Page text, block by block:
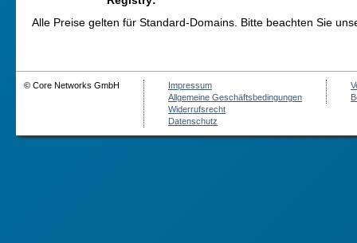
Alle Preise gelten für Standard-Domains. Bitte beachten Sie
© Core Networks GmbH
Impressum
Allgemeine Geschäftsbedingungen
Widerrufsrecht
Datenschutz